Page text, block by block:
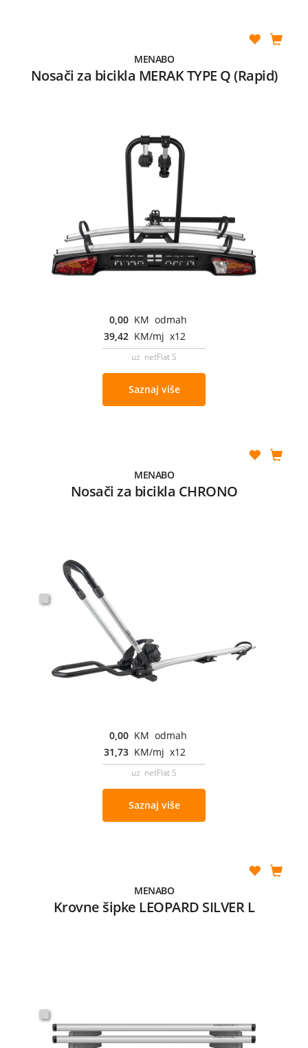
MENABO
Nosači za bicikla MERAK TYPE Q (Rapid)
0,00 KM odmah
39,42 KM/mj x12
uz netFlat S
Saznaj više
MENABO
Nosači za bicikla CHRONO
0,00 KM odmah
31,73 KM/mj x12
uz netFlat S
Saznaj više
MENABO
Krovne šipke LEOPARD SILVER L